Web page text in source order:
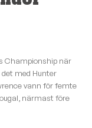
Championship när
med Hunter
vann för femte
närmast före